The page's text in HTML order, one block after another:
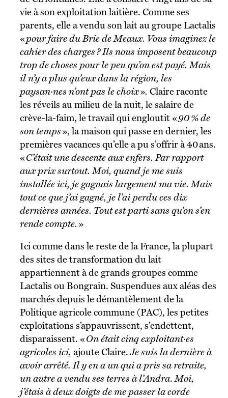
vie à son exploitation laitière. Comme ses
parents, elle a vendu son lait au groupe Lactalis
«pour faire du Brie de Meaux. Vous imaginez le
cahier des charges ? Ils nous imposent beaucoup
trop de choses pour le peu qu’on est payé. Mais
il n’y a plus qu’eux dans la région, les
paysan·nes n’ont pas le choix». Claire raconte
les réveils au milieu de la nuit, le salaire de
crève-la-faim, le travail qui engloutit «90 % de
son temps», la maison qui passe en dernier, les
premières vacances qu’elle a pu s’offrir à 40 ans.
«C’était une descente aux enfers. Par rapport
aux prix surtout. Moi, quand je me suis
installée ici, je gagnais largement ma vie. Mais
tout ce que j’ai gagné, je l’ai perdu ces dix
dernières années. Tout est parti sans qu’on s’en
rende compte. »
Ici comme dans le reste de la France, la plupart
des sites de transformation du lait
appartiennent à de grands groupes comme
Lactalis ou Bongrain. Suspendues aux aléas des
marchés depuis le démantèlement de la
Politique agricole commune (PAC), les petites
exploitations s’appauvrissent, s’endettent,
disparaissent. «On était cinq exploitant·es
agricoles ici, ajoute Claire.Je suis la dernière à
avoir arrêté. Il y en a un qui a pris sa retraite,
un autre a vendu ses terres à l’Andra. Moi,
j’étais à deux doigts de me passer la corde